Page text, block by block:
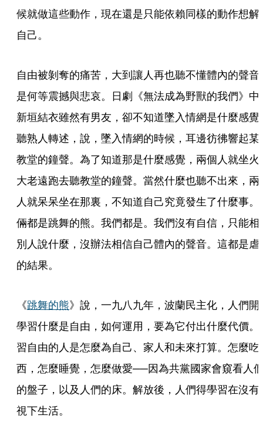
候就做這些動作，現在還是只能依賴同樣的動作想解
自己。
自由被剝奪的痛苦，大到讓人再也聽不懂體內的聲音
是何等震撼與悲哀。日劇《無法成為野獸的我們》中
新垣結衣雖然有男友，卻不知道墜入情網是什麼感覺
聽熟人轉述，說，墜入情網的時候，耳邊彷彿響起某
教堂的鐘聲。為了知道那是什麼感覺，兩個人就坐火
大老遠跑去聽教堂的鐘聲。當然什麼也聽不出來，兩
人就呆呆坐在那裏，不知道自己究竟發生了什麼事。
倆都是跳舞的熊。我們都是。我們沒有自信，只能相
別人說什麼，沒辦法相信自己體內的聲音。這都是虐
的結果。
《跳舞的熊》說，一九八九年，波蘭民主化，人們開
學習什麼是自由，如何運用，要為它付出什麼代價。
習自由的人是怎麼為自己、家人和未來打算。怎麼吃
西，怎麼睡覺，怎麼做愛──因為共黨國家會窺看人
的盤子，以及人們的床。解放後，人們得學習在沒有
視下生活。